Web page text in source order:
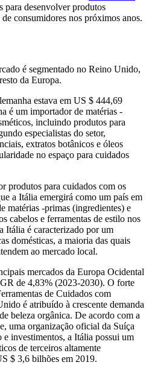
para desenvolver produtos
consumidores nos próximos anos.
é segmentado no Reino Unido,
da Europa.
estava em US $ 444,69
é um importador de matérias -
incluindo produtos para
especialistas do setor,
extratos botânicos e óleos
no espaço para cuidados
produtos para cuidados com os
a Itália emergirá como um país em
matérias -primas (ingredientes) e
cabelos e ferramentas de estilo nos
Itália é caracterizado por um
domésticas, a maioria das quais
ao mercado local.
mercados da Europa Ocidental
de 4,83% (2023-2030). O forte
de Cuidados com
é atribuído à crescente demanda
beleza orgânica. De acordo com a
uma organização oficial da Suíça
e investimentos, a Itália possui um
de terceiros altamente
$ 3,6 bilhões em 2019.